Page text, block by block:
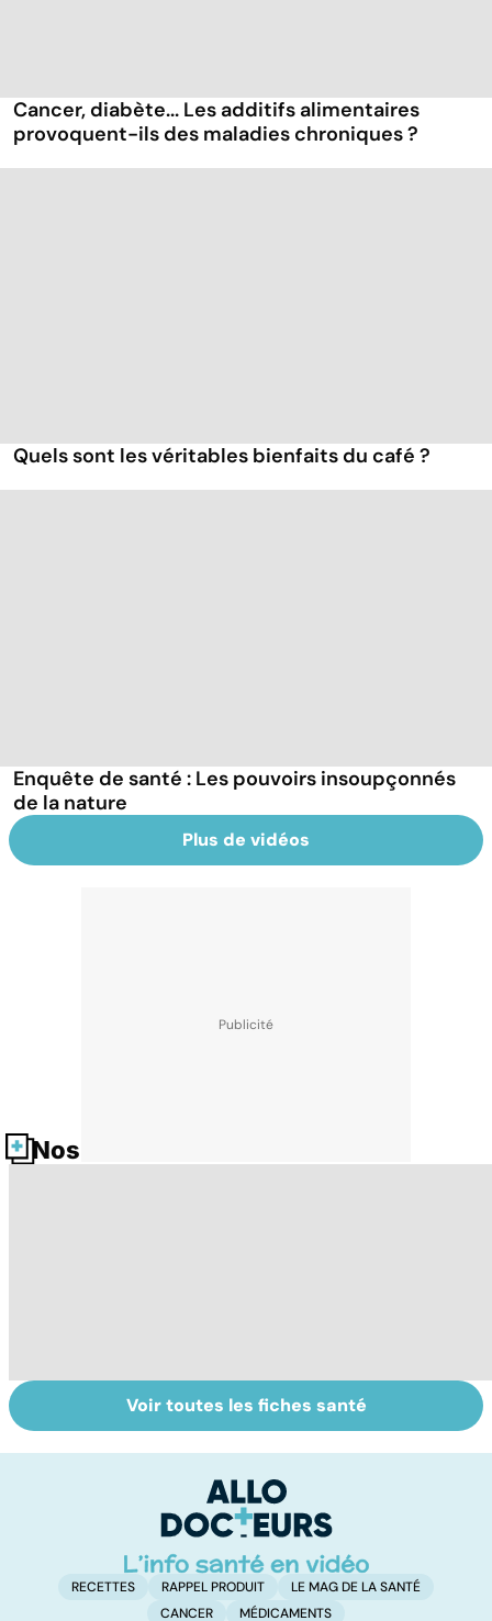
Cancer, diabète... Les additifs alimentaires
provoquent-ils des maladies chroniques ?
Quels sont les véritables bienfaits du café ?
Enquête de santé : Les pouvoirs insoupçonnés
de la nature
Plus de vidéos
Nos fiches santé
Donner son corps
à la science
La greffe, du
prélèvement à la
Voir toutes les fiches santé
RECETTES RAPPEL PRODUIT
LE MAG DE LA SANTÉ
CANCER
MÉDICAMENTS